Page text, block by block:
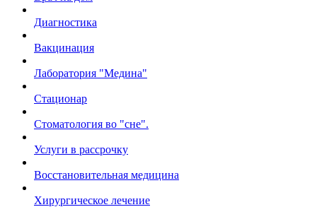
Диагностика
Вакцинация
Лаборатория "Медина"
Стационар
Стоматология во "сне".
Услуги в рассрочку
Восстановительная медицина
Хирургическое лечение